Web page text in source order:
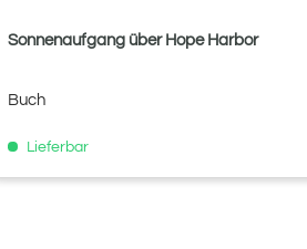
Sonnenaufgang über Hope Harbor
Buch
Lieferbar